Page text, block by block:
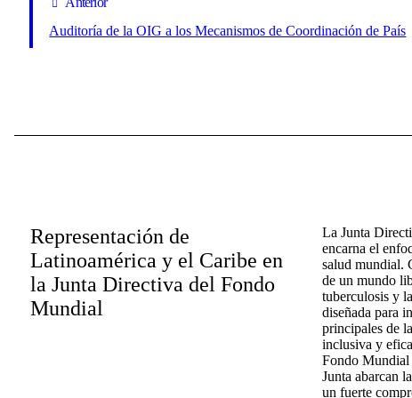
Auditoría de la OIG a los Mecanismos de Coordinación de País
Representación de
Latinoamérica y el Caribe en
la Junta Directiva del Fondo
Mundial
La Junta
encarna el
salud mundial.
de un mundo
tuberculosis y
diseñada para
principales de
inclusiva y
Fondo Mundial
Junta abarcan
un fuerte